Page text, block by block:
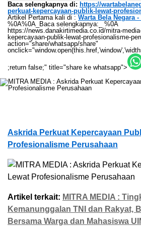
Baca selengkapnya di: https://
perkuat-kepercayaan-publik-lewat-
Artikel Pertama kali di : Warta Bela Negara -
%0A%0A_Baca selengkapnya:_ %0A
https://news.danakirtimedia.co.id/mitra-
kepercayaan-publik-lewat-profesionalisme-
action="share/whatsapp/share"
;return false;" title="share ke whatsapp">
Askrida Perkuat Kepercayaan
Profesionalisme Perusahaan
Artikel terkait: MITRA MEDIA :
Kemanunggalan TNI dan Rakyat,
Bersama Warga dan Mahasiswa